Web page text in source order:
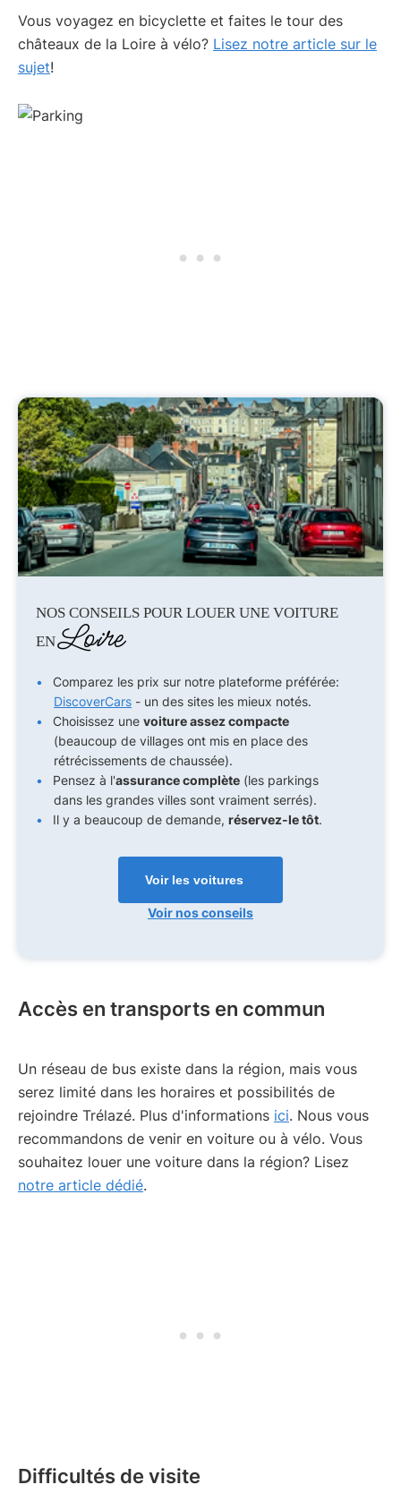
Vous voyagez en bicyclette et faites le tour des
châteaux de la Loire à vélo? Lisez notre article sur le
sujet!
NOS CONSEILS POUR LOUER UNE VOITURE
ENLoire
Comparez les prix sur notre plateforme préférée:
DiscoverCars - un des sites les mieux notés.
Choisissez une voiture assez compacte
(beaucoup de villages ont mis en place des
rétrécissements de chaussée).
Pensez à l'assurance complète (les parkings
dans les grandes villes sont vraiment serrés).
Il y a beaucoup de demande, réservez-le tôt.
Voir les voitures
Voir nos conseils
Accès en transports en commun
Un réseau de bus existe dans la région, mais vous
serez limité dans les horaires et possibilités de
rejoindre Trélazé. Plus d'informations ici. Nous vous
recommandons de venir en voiture ou à vélo. Vous
souhaitez louer une voiture dans la région? Lisez
notre article dédié.
Difficultés de visite